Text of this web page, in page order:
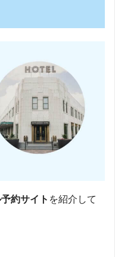
約サイト を紹介して